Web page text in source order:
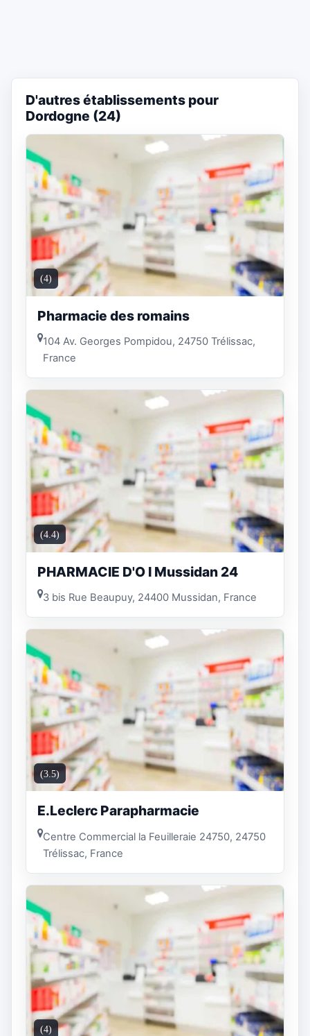
D'autres établissements pour
Dordogne (24)
(4)
Pharmacie des romains
104 Av. Georges Pompidou, 24750 Trélissac,
France
(4.4)
PHARMACIE D'O I Mussidan 24
3 bis Rue Beaupuy, 24400 Mussidan, France
(3.5)
E.Leclerc Parapharmacie
Centre Commercial la Feuilleraie 24750, 24750
Trélissac, France
(4)